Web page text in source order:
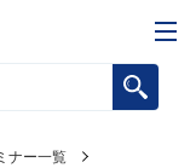
ナー一覧